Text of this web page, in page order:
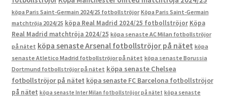
köpa Paris Saint-Germain 2024/25 fotbollströjor Köpa Paris Saint-Germain
matchtröja 2024/25 köpa Real Madrid 2024/25 fotbollströjor Köpa
Real Madrid matchtröja 2024/25 köpa senaste AC Milan fotbollströjor
på nätet köpa senaste Arsenal fotbollströjor på nätet köpa
senaste Atletico Madrid fotbollströjor på nätet köpa senaste Borussia
Dortmund fotbollströjor på nätet köpa senaste Chelsea
fotbollströjor på nätet köpa senaste FC Barcelona fotbollströjor
på nätet köpa senaste Inter Milan fotbollströjor på nätet köpa senaste